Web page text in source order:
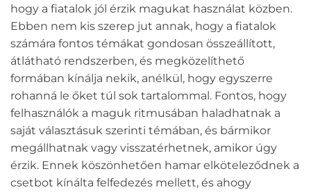
hogy a fiatalok jól érzik magukat használat közben.
Ebben nem kis szerep jut annak, hogy a fiatalok
számára fontos témákat gondosan összeállított,
átlátható rendszerben, és megközelíthető
formában kínálja nekik, anélkül, hogy egyszerre
rohanná le őket túl sok tartalommal. Fontos, hogy
felhasználók a maguk ritmusában haladhatnak a
saját választásuk szerinti témában, és bármikor
megállhatnak vagy visszatérhetnek, amikor úgy
érzik. Ennek köszönhetően hamar elköteleződnek a
csetbot kínálta felfedezés mellett, és ahogy